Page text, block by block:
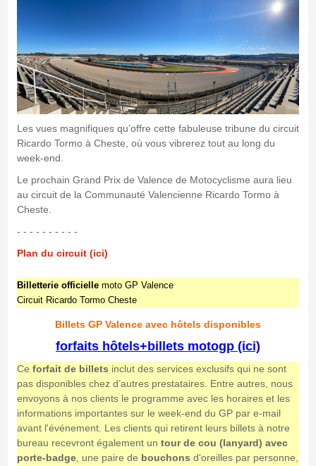
Les vues magnifiques qu’offre cette fabuleuse tribune du circuit
Ricardo Tormo à Cheste, où vous vibrerez tout au long du
week-end.
Le prochain Grand Prix de Valence de Motocyclisme aura lieu
au circuit de la Communauté Valencienne Ricardo Tormo à
Cheste.
- - - - - - - - - -
Plan du circuit (ici)
Billetterie officielle moto GP Valence
Circuit Ricardo Tormo Cheste
Billets GP Valence avec hôtels disponibles
forfaits hôtels+billets motogp (ici)
Ce forfait de billets inclut des services exclusifs qui ne sont
pas disponibles chez d’autres prestataires. Entre autres, nous
envoyons à nos clients le programme avec les horaires et les
informations importantes sur le week-end du GP par e-mail
avant l'événement. Les clients qui retirent leurs billets à notre
bureau recevront également un tour de cou (lanyard) avec
porte-badge, une paire de bouchons d'oreilles par personne,